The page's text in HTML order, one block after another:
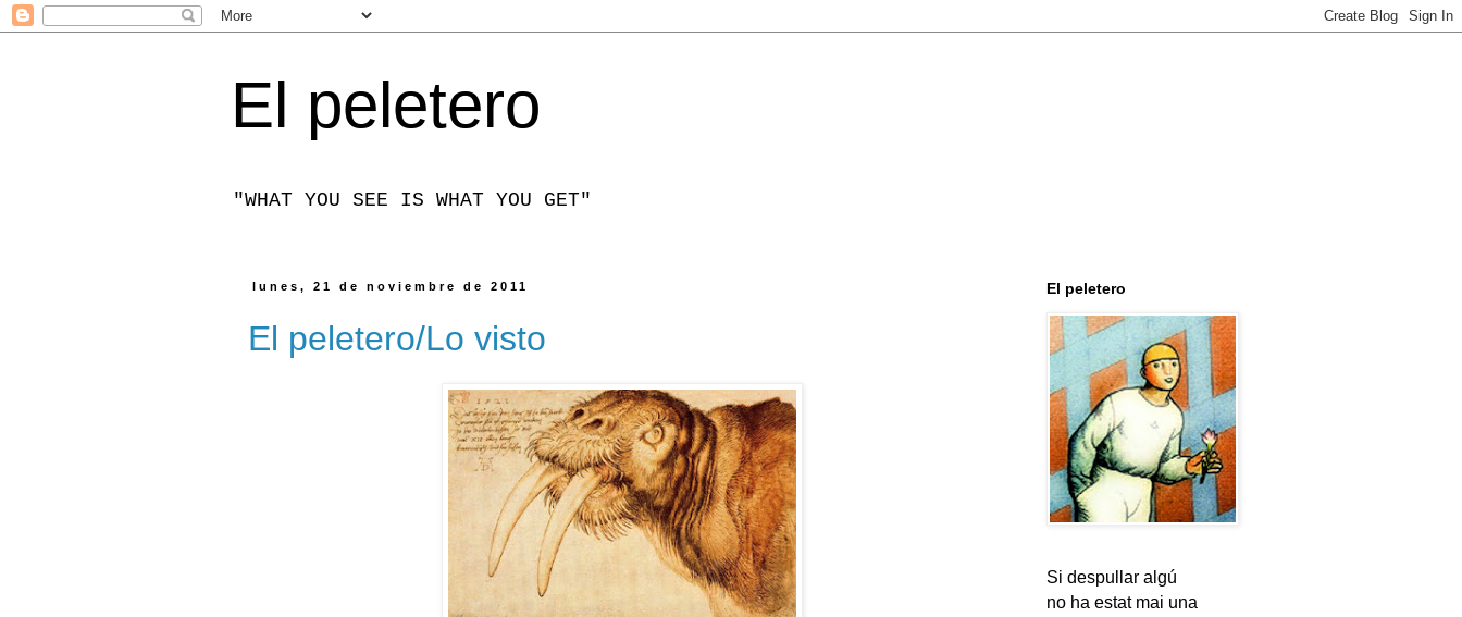
El peletero
"WHAT YOU SEE IS WHAT YOU GET"
lunes, 21 de noviembre de 2011
El peletero/Lo visto
El peletero
Si despullar algú
no ha estat mai una